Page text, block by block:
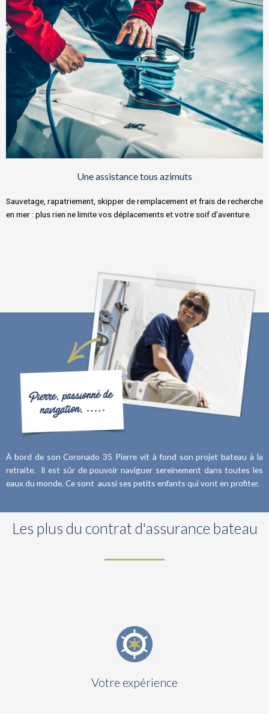
Une assistance tous azimuts
Sauvetage, rapatriement, skipper de remplacement et frais de recherche
en mer : plus rien ne limite vos déplacements et votre soif d’aventure.
À bord de son Coronado 35 Pierre vit à fond son projet bateau à la
retraite. Il est sûr de pouvoir naviguer sereinement dans toutes les
eaux du monde. Ce sont aussi ses petits enfants qui vont en profiter.
Les plus du contrat d'assurance bateau
Votre expérience